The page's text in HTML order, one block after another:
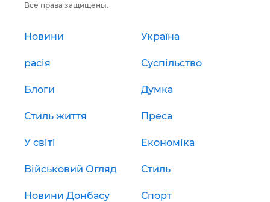
Все права защищены.
Новини Україна
расія Суспільство
Блоги Думка
Стиль життя Преса
У світі Економіка
Військовий Огляд Стиль
Новини Донбасу Спорт